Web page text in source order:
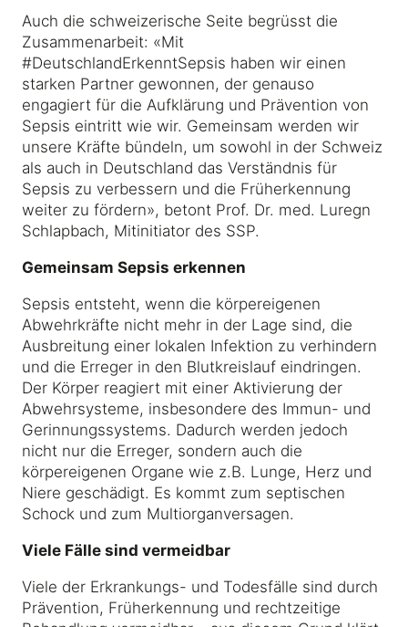
Auch die schweizerische Seite begrüsst die
Zusammenarbeit: «Mit
#DeutschlandErkenntSepsis haben wir einen
starken Partner gewonnen, der genauso
engagiert für die Aufklärung und Prävention von
Sepsis eintritt wie wir. Gemeinsam werden wir
unsere Kräfte bündeln, um sowohl in der Schweiz
als auch in Deutschland das Verständnis für
Sepsis zu verbessern und die Früherkennung
weiter zu fördern», betont Prof. Dr. med. Luregn
Schlapbach, Mitinitiator des SSP.
Gemeinsam Sepsis erkennen
Sepsis entsteht, wenn die körpereigenen
Abwehrkräfte nicht mehr in der Lage sind, die
Ausbreitung einer lokalen Infektion zu verhindern
und die Erreger in den Blutkreislauf eindringen.
Der Körper reagiert mit einer Aktivierung der
Abwehrsysteme, insbesondere des Immun- und
Gerinnungssystems. Dadurch werden jedoch
nicht nur die Erreger, sondern auch die
körpereigenen Organe wie z.B. Lunge, Herz und
Niere geschädigt. Es kommt zum septischen
Schock und zum Multiorganversagen.
Viele Fälle sind vermeidbar
Viele der Erkrankungs- und Todesfälle sind durch
Prävention, Früherkennung und rechtzeitige